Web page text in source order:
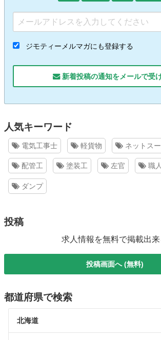
ジモティーメルマガにも登録する
新着投稿の通知をメールで受
人気キーワード
電気工事士 軽貨物 ネットス
配管工 塗装工 左官 職人
ダンプ
投稿
求人情報を無料で掲載出来
投稿画面へ (無料)
都道府県で検索
北海道